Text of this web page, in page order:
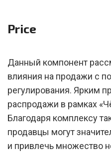
Price
Данный компонент
влияния на продажи с
регулирования. Ярким
распродажи в рамках
Благодаря комплексу
продавцы могут
и привлечь множество